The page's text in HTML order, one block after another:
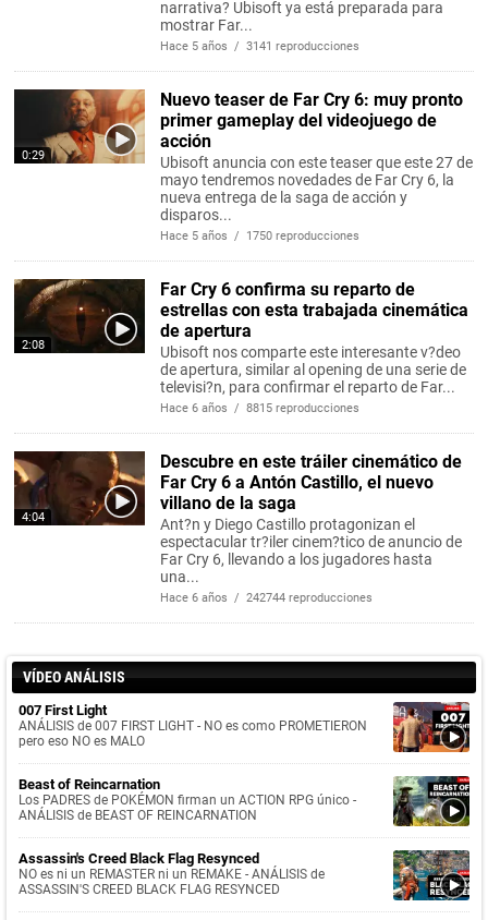
narrativa? Ubisoft ya está preparada para
mostrar Far...
Hace 5 años / 3141 reproducciones
0:29
Nuevo teaser de Far Cry 6: muy pronto
primer gameplay del videojuego de
acción
Ubisoft anuncia con este teaser que este 27 de
mayo tendremos novedades de Far Cry 6, la
nueva entrega de la saga de acción y
disparos...
Hace 5 años / 1750 reproducciones
2:08
Far Cry 6 confirma su reparto de
estrellas con esta trabajada cinemática
de apertura
Ubisoft nos comparte este interesante v?deo
de apertura, similar al opening de una serie de
televisi?n, para confirmar el reparto de Far...
Hace 6 años / 8815 reproducciones
4:04
Descubre en este tráiler cinemático de
Far Cry 6 a Antón Castillo, el nuevo
villano de la saga
Ant?n y Diego Castillo protagonizan el
espectacular tr?iler cinem?tico de anuncio de
Far Cry 6, llevando a los jugadores hasta
una...
Hace 6 años / 242744 reproducciones
VÍDEO ANÁLISIS
007 First Light
ANÁLISIS de 007 FIRST LIGHT - NO es como PROMETIERON
pero eso NO es MALO
Beast of Reincarnation
Los PADRES de POKÉMON firman un ACTION RPG único -
ANÁLISIS de BEAST OF REINCARNATION
Assassin's Creed Black Flag Resynced
NO es ni un REMASTER ni un REMAKE - ANÁLISIS de
ASSASSIN'S CREED BLACK FLAG RESYNCED